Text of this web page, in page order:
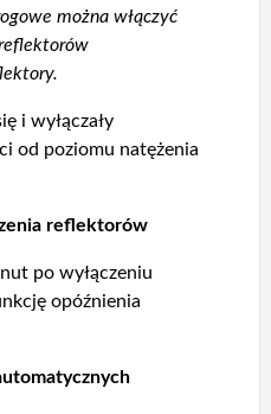
można włączyć
i wyłączały
od poziomu natężenia
reflektorów
po wyłączeniu
opóźnienia